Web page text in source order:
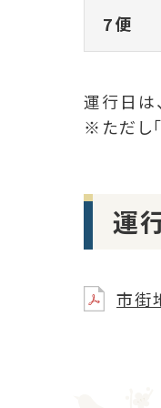
7便
運行日は
※ただし
運
市街